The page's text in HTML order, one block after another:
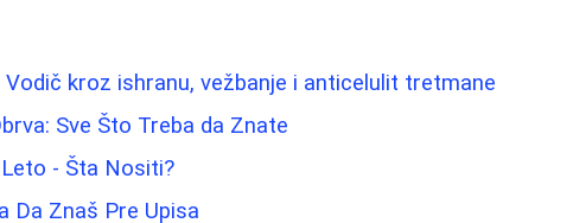
kroz ishranu, vežbanje i anticelulit tretmane
Sve Što Treba da Znate
- Šta Nositi?
Da Znaš Pre Upisa